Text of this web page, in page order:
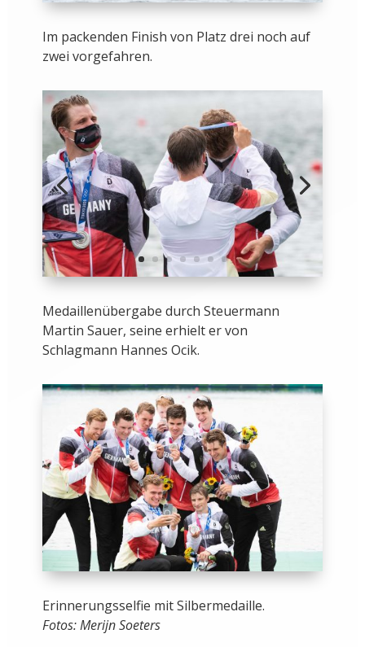
Im packenden Finish von Platz drei noch auf
zwei vorgefahren.
Medaillenübergabe durch Steuermann
Martin Sauer, seine erhielt er von
Schlagmann Hannes Ocik.
Erinnerungsselfie mit Silbermedaille.
Fotos: Merijn Soeters